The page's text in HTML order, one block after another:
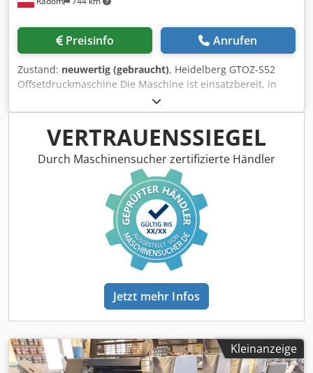
Preisinfo Anrufen
Zustand: neuwertig (gebraucht), Heidelberg GTOZ-S52
Offsetdruckmaschine Die Maschine ist einsatzbereit, in
sehr gutem Zustand, stammt aus einer kleinen Druckerei.
Technische Daten: Format: 36x52 cm 2 Druckwerke
Gewicht: 3000 kg Stromversorgung: 400 V Baujahr: 1994
Baldwin Alkoholfeuchtung Bedienpult Djdpfx Aozph
Rgsnmock Dokumentation und zusätzliche Elemente im
Lieferumfang enthalten.
VERTRAUENSSIEGEL
Durch Maschinensucher zertifizierte Händler
Jetzt mehr Infos
Kleinanzeige